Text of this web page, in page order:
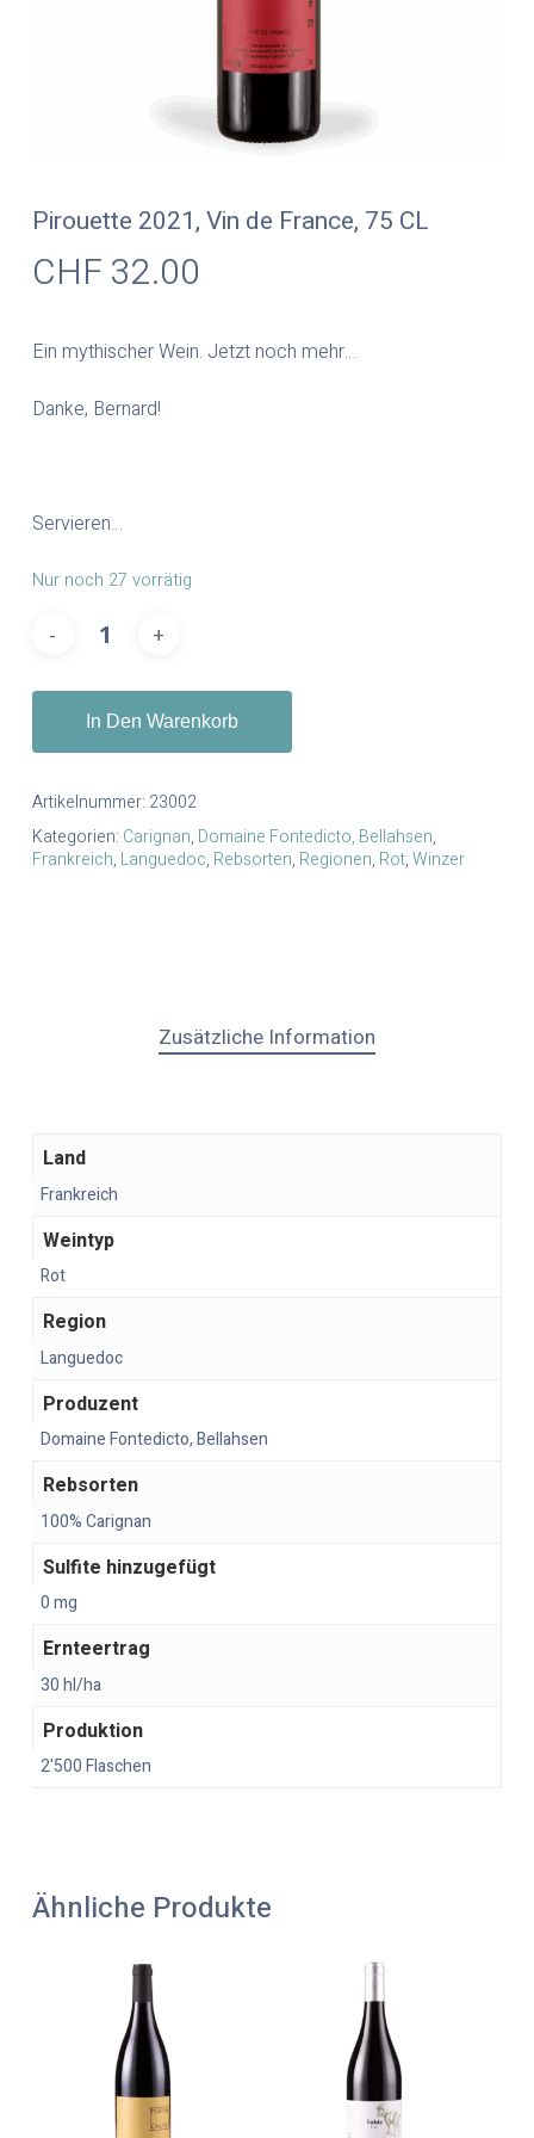
Pirouette 2021, Vin de France, 75 CL
CHF 32.00
Ein mythischer Wein. Jetzt noch mehr…
Danke, Bernard!
Servieren…
Nur noch 27 vorrätig
In Den Warenkorb
Artikelnummer: 23002
Kategorien: Carignan, Domaine Fontedicto, Bellahsen,
Frankreich, Languedoc, Rebsorten, Regionen, Rot,Winzer
Zusätzliche Information
Land
Frankreich
Weintyp
Rot
Region
Languedoc
Produzent
Domaine Fontedicto, Bellahsen
Rebsorten
100% Carignan
Sulfite hinzugefügt
0 mg
Ernteertrag
30 hl/ha
Produktion
2'500 Flaschen
Ähnliche Produkte